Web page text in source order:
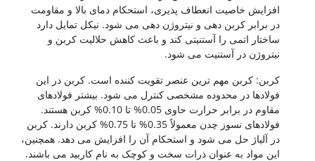
افزایش خاصیت انعطاف پذیری، استحکام دمای بالا و مقاومت
در برابر کربن دهی و نیتروژن دهی می شود. نیکل تمایل دارد
ساختار اتمی را آستنیتی کند و باعث کاهش حلالیت کربن و
نیتروژن در آستنیت می شود.
کربن: کربن مهم ترین عنصر تقویت کننده است. کربن در این
فولادها در محدوده مشخصی کنترل می شود. بیشتر فولادهای
مقاوم در برابر حرارت حاوی 0.05% تا 0.10% کربن هستند.
فولادهای نسوز چدن معمولاً 0.35% تا 0.75% کربن دارند. کربن
در آلیاژ حل می شود و استحکام آن را افزایش می دهد. همچنین،
این مواد به عنوان ذرات سخت و کوچک به نام کاربید می باشند.